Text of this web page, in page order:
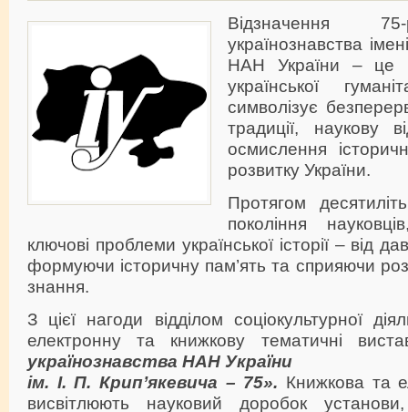
Відзначення 75-
українознавства
НАН України – це
української
символізує
традиції, наукову
осмислення
розвитку України.
Протягом
покоління
ключові проблеми української історії – від
формуючи історичну пам’ять та сприяючи
знання.
З цієї нагоди відділом соціокультурної
електронну та книжкову тематичні
українознавства НАН України
ім. І. П. Крип’якевича – 75». Книжкова та
висвітлюють науковий доробок